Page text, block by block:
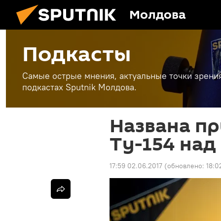
Молдова
Подкасты
Самые острые мнения, актуальные точки
подкастах Sputnik Молдова.
Названа
Ту-154
17:59 02.06.2017 (обновлено: